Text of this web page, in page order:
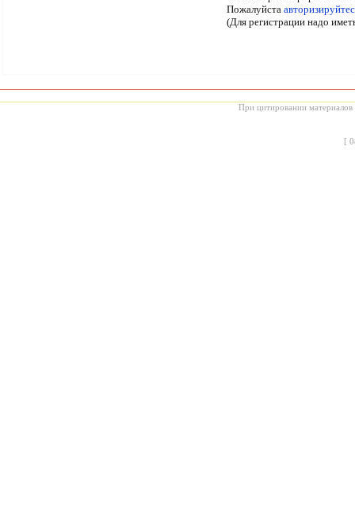
Пожалуйста
(Для регистрации надо
При цитировании материалов
[